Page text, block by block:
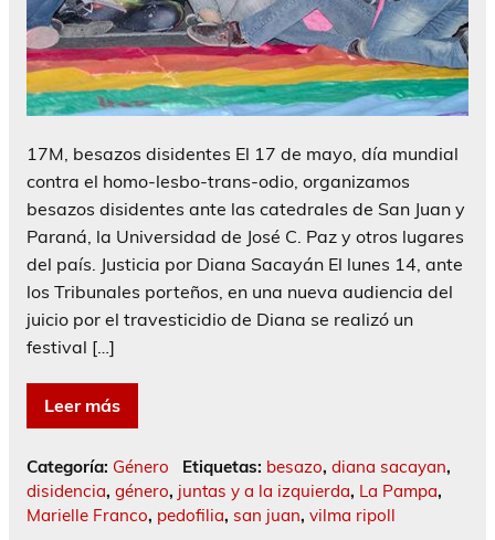
17M, besazos disidentes El 17 de mayo, día mundial
contra el homo-lesbo-trans-odio, organizamos
besazos disidentes ante las catedrales de San Juan y
Paraná, la Universidad de José C. Paz y otros lugares
del país. Justicia por Diana Sacayán El lunes 14, ante
los Tribunales porteños, en una nueva audiencia del
juicio por el travesticidio de Diana se realizó un
festival […]
Leer más
Categoría: Género Etiquetas: besazo, diana sacayan,
disidencia, género, juntas y a la izquierda, La Pampa,
Marielle Franco, pedofilia, san juan, vilma ripoll